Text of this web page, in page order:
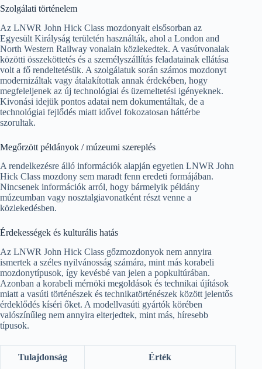
Szolgálati történelem
Az LNWR John Hick Class mozdonyait elsősorban az
Egyesült Királyság területén használták, ahol a London and
North Western Railway vonalain közlekedtek. A vasútvonalak
közötti összeköttetés és a személyszállítás feladatainak ellátása
volt a fő rendeltetésük. A szolgálatuk során számos mozdonyt
modernizáltak vagy átalakítottak annak érdekében, hogy
megfeleljenek az új technológiai és üzemeltetési igényeknek.
Kivonási idejük pontos adatai nem dokumentáltak, de a
technológiai fejlődés miatt idővel fokozatosan háttérbe
szorultak.
Megőrzött példányok / múzeumi szereplés
A rendelkezésre álló információk alapján egyetlen LNWR John
Hick Class mozdony sem maradt fenn eredeti formájában.
Nincsenek információk arról, hogy bármelyik példány
múzeumban vagy nosztalgiavonatként részt venne a
közlekedésben.
Érdekességek és kulturális hatás
Az LNWR John Hick Class gőzmozdonyok nem annyira
ismertek a széles nyilvánosság számára, mint más korabeli
mozdonytípusok, így kevésbé van jelen a popkultúrában.
Azonban a korabeli mérnöki megoldások és technikai újítások
miatt a vasúti történészek és technikatörténészek között jelentős
érdeklődés kíséri őket. A modellvasúti gyártók körében
valószínűleg nem annyira elterjedtek, mint más, híresebb
típusok.
Tulajdonság Érték